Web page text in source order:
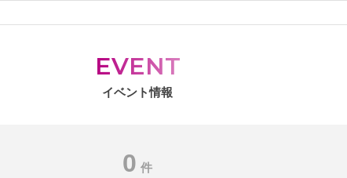
EVENT
イベント情報
0 件